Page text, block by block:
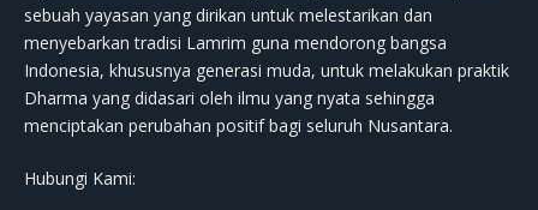
sebuah yayasan yang dirikan untuk melestarikan dan
menyebarkan tradisi Lamrim guna mendorong bangsa
Indonesia, khususnya generasi muda, untuk melakukan praktik
Dharma yang didasari oleh ilmu yang nyata sehingga
menciptakan perubahan positif bagi seluruh Nusantara.
Hubungi Kami: